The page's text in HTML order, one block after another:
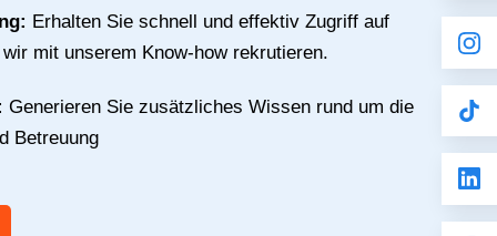
Erhalten Sie schnell und effektiv Zugriff auf
mit unserem Know-how rekrutieren.
Generieren Sie zusätzliches Wissen rund um die
Betreuung